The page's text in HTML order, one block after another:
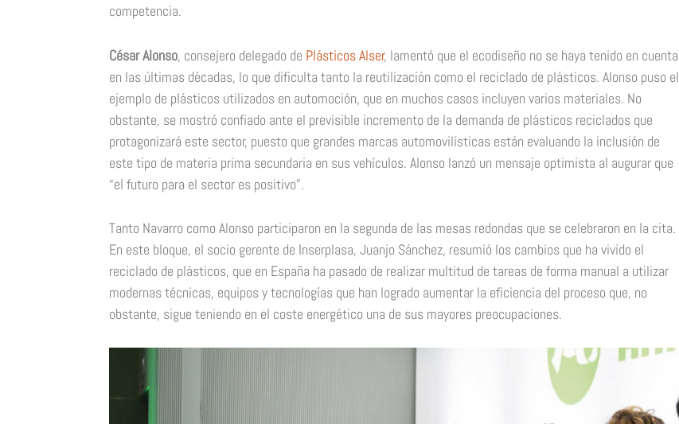
competencia.
César Alonso, consejero delegado de Plásticos Alser, lamentó que el ecodiseño no se haya tenido en cuenta
en las últimas décadas, lo que dificulta tanto la reutilización como el reciclado de plásticos. Alonso puso el
ejemplo de plásticos utilizados en automoción, que en muchos casos incluyen varios materiales. No
obstante, se mostró confiado ante el previsible incremento de la demanda de plásticos reciclados que
protagonizará este sector, puesto que grandes marcas automovilísticas están evaluando la inclusión de
este tipo de materia prima secundaria en sus vehículos. Alonso lanzó un mensaje optimista al augurar que
“el futuro para el sector es positivo”.
Tanto Navarro como Alonso participaron en la segunda de las mesas redondas que se celebraron en la cita.
En este bloque, el socio gerente de Inserplasa, Juanjo Sánchez, resumió los cambios que ha vivido el
reciclado de plásticos, que en España ha pasado de realizar multitud de tareas de forma manual a utilizar
modernas técnicas, equipos y tecnologías que han logrado aumentar la eficiencia del proceso que, no
obstante, sigue teniendo en el coste energético una de sus mayores preocupaciones.